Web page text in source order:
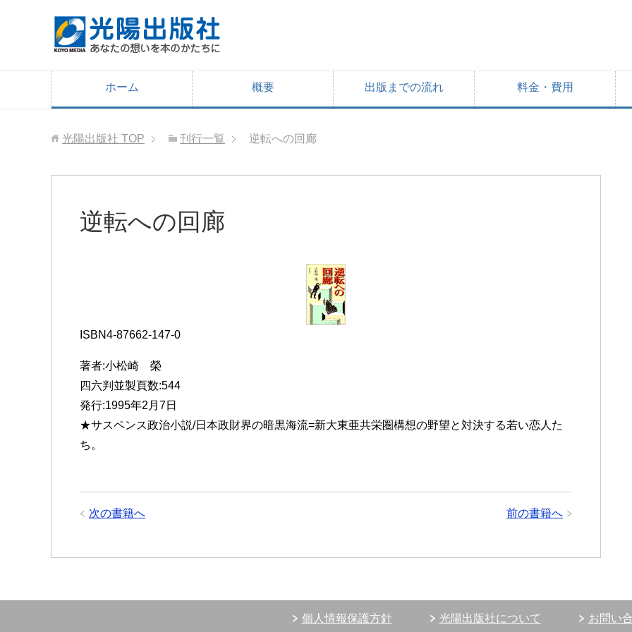
ホーム 概要 出版までの流れ 料金・費用
光陽出版社 TOP 刊行一覧 逆転への回廊
逆転への回廊
ISBN4-87662-147-0
著者:小松崎 榮
四六判並製頁数:544
発行:1995年2月7日
★サスペンス政治小説/日本政財界の暗黒海流=新大東亜共栄圏構想の野望と対決する若い恋人た
ち。
前の書籍へ
次の書籍へ
個人情報保護方針 光陽出版社について お問い